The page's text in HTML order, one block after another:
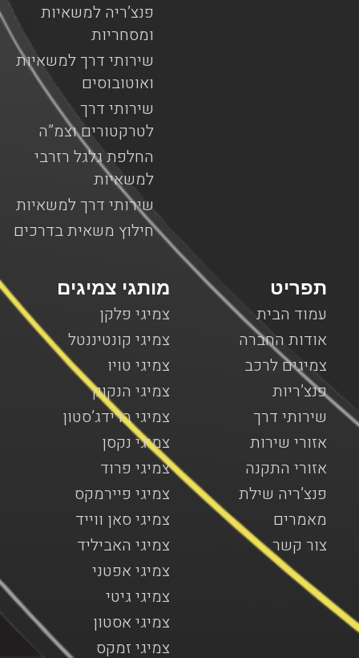
פנצ’ריה למשאיות
ומסחריות
שירותי דרך למשאיות
ואוטובוסים
שירותי דרך
לטרקטורים וצמ”ה
החלפת גלגל רזרבי
למשאיות
שירותי דרך למשאיות
חילוץ משאית בדרכים
מותגי צמיגים
צמיגי פלקן
צמיגי קונטיננטל
צמיגי טויו
צמיגי הנקוק
צמיגי ברידג’סטון
צמיגי נקסן
צמיגי פרוד
צמיגי פיירמקס
צמיגי סאן ווייד
צמיגי האביליד
צמיגי אפטני
צמיגי גיטי
צמיגי אסטון
צמיגי זמקס
תפריט
עמוד הבית
אודות החברה
צמיגים לרכב
פנצ’ריות
שירותי דרך
אזורי שירות
אזורי התקנה
פנצ’ריה שילת
מאמרים
צור קשר